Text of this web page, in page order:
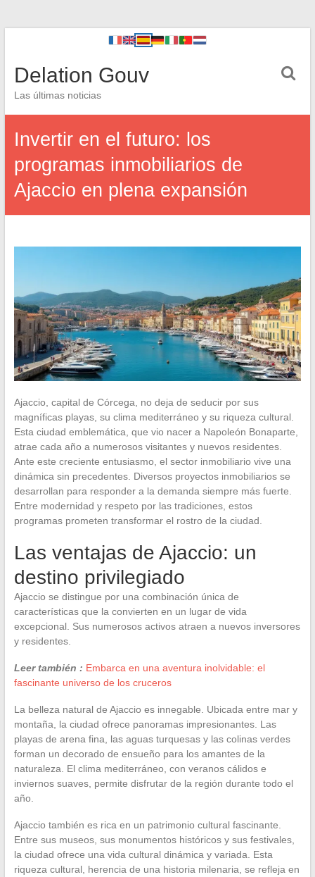
Delation Gouv
Las últimas noticias
Invertir en el futuro: los
programas inmobiliarios de
Ajaccio en plena expansión
Ajaccio, capital de Córcega, no deja de seducir por sus
magníficas playas, su clima mediterráneo y su riqueza cultural.
Esta ciudad emblemática, que vio nacer a Napoleón Bonaparte,
atrae cada año a numerosos visitantes y nuevos residentes.
Ante este creciente entusiasmo, el sector inmobiliario vive una
dinámica sin precedentes. Diversos proyectos inmobiliarios se
desarrollan para responder a la demanda siempre más fuerte.
Entre modernidad y respeto por las tradiciones, estos
programas prometen transformar el rostro de la ciudad.
Las ventajas de Ajaccio: un
destino privilegiado
Ajaccio se distingue por una combinación única de
características que la convierten en un lugar de vida
excepcional. Sus numerosos activos atraen a nuevos inversores
y residentes.
Leer también : Embarca en una aventura inolvidable: el
fascinante universo de los cruceros
La belleza natural de Ajaccio es innegable. Ubicada entre mar y
montaña, la ciudad ofrece panoramas impresionantes. Las
playas de arena fina, las aguas turquesas y las colinas verdes
forman un decorado de ensueño para los amantes de la
naturaleza. El clima mediterráneo, con veranos cálidos e
inviernos suaves, permite disfrutar de la región durante todo el
año.
Ajaccio también es rica en un patrimonio cultural fascinante.
Entre sus museos, sus monumentos históricos y sus festivales,
la ciudad ofrece una vida cultural dinámica y variada. Esta
riqueza cultural, herencia de una historia milenaria, se refleja en